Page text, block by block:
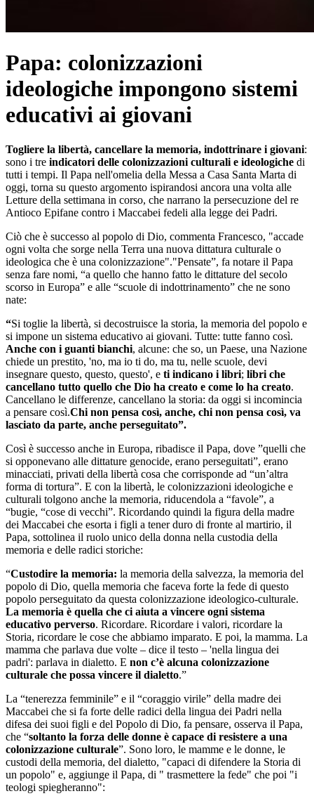
Papa: colonizzazioni
ideologiche impongono sistemi
educativi ai giovani
Togliere la libertà, cancellare la memoria, indottrinare i giovani:
sono i tre indicatori delle colonizzazioni culturali e ideologiche di
tutti i tempi. Il Papa nell'omelia della Messa a Casa Santa Marta di
oggi, torna su questo argomento ispirandosi ancora una volta alle
Letture della settimana in corso, che narrano la persecuzione del re
Antioco Epifane contro i Maccabei fedeli alla legge dei Padri.
Ciò che è successo al popolo di Dio, commenta Francesco, "accade
ogni volta che sorge nella Terra una nuova dittatura culturale o
ideologica che è una colonizzazione"."Pensate”, fa notare il Papa
senza fare nomi, “a quello che hanno fatto le dittature del secolo
scorso in Europa” e alle “scuole di indottrinamento” che ne sono
nate:
“Si toglie la libertà, si decostruisce la storia, la memoria del popolo e
si impone un sistema educativo ai giovani. Tutte: tutte fanno così.
Anche con i guanti bianchi, alcune: che so, un Paese, una Nazione
chiede un prestito, 'no, ma io ti do, ma tu, nelle scuole, devi
insegnare questo, questo, questo', e ti indicano i libri; libri che
cancellano tutto quello che Dio ha creato e come lo ha creato.
Cancellano le differenze, cancellano la storia: da oggi si incomincia
a pensare così.Chi non pensa così, anche, chi non pensa così, va
lasciato da parte, anche perseguitato”.
Così è successo anche in Europa, ribadisce il Papa, dove ”quelli che
si opponevano alle dittature genocide, erano perseguitati”, erano
minacciati, privati della libertà cosa che corrisponde ad “un’altra
forma di tortura”. E con la libertà, le colonizzazioni ideologiche e
culturali tolgono anche la memoria, riducendola a “favole”, a
“bugie, “cose di vecchi”. Ricordando quindi la figura della madre
dei Maccabei che esorta i figli a tener duro di fronte al martirio, il
Papa, sottolinea il ruolo unico della donna nella custodia della
memoria e delle radici storiche:
“Custodire la memoria: la memoria della salvezza, la memoria del
popolo di Dio, quella memoria che faceva forte la fede di questo
popolo perseguitato da questa colonizzazione ideologico-culturale.
La memoria è quella che ci aiuta a vincere ogni sistema
educativo perverso. Ricordare. Ricordare i valori, ricordare la
Storia, ricordare le cose che abbiamo imparato. E poi, la mamma. La
mamma che parlava due volte – dice il testo – 'nella lingua dei
padri': parlava in dialetto. E non c’è alcuna colonizzazione
culturale che possa vincere il dialetto.”
La “tenerezza femminile” e il “coraggio virile” della madre dei
Maccabei che si fa forte delle radici della lingua dei Padri nella
difesa dei suoi figli e del Popolo di Dio, fa pensare, osserva il Papa,
che “soltanto la forza delle donne è capace di resistere a una
colonizzazione culturale”. Sono loro, le mamme e le donne, le
custodi della memoria, del dialetto, "capaci di difendere la Storia di
un popolo" e, aggiunge il Papa, di " trasmettere la fede" che poi "i
teologi spiegheranno":